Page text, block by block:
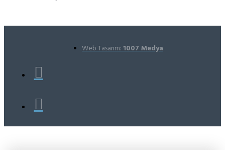
Web Tasarım: 1007 Medya